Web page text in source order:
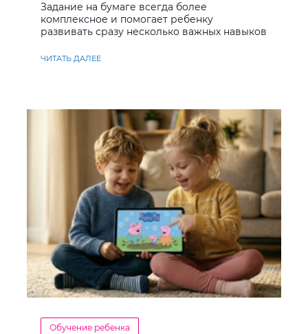
Задание на бумаге всегда более
комплексное и помогает ребенку
развивать сразу несколько важных навыков
ЧИТАТЬ ДАЛЕЕ
Обучение ребенка